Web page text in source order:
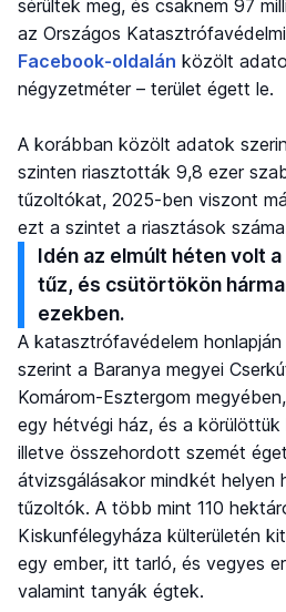
sérültek meg, és csaknem 97
az Országos
Facebook-oldalán közölt
négyzetméter – terület égett le.
A korábban közölt adatok
szinten riasztották 9,8 ezer
tűzoltókat, 2025-ben viszont
ezt a szintet a riasztások
Idén az elmúlt héten volt
tűz, és csütörtökön
ezekben.
A katasztrófavédelem
szerint a Baranya megyei
Komárom-Esztergom
egy hétvégi ház, és a
illetve összehordott szemét
átvizsgálásakor mindkét helyen
tűzoltók. A több mint 110
Kiskunfélegyháza külterületén
egy ember, itt tarló, és vegyes
valamint tanyák égtek.